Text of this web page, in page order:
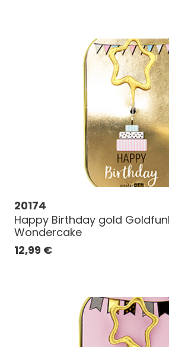
20174
Happy Birthday gold
Wondercake
12,99 €